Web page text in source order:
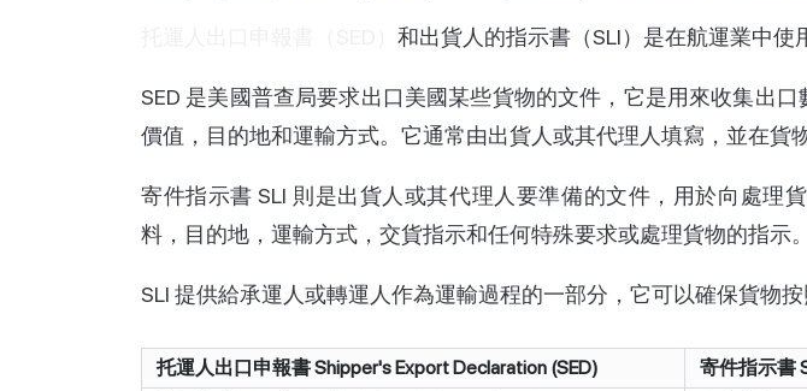
和出貨人的指示書（SLI）是在航運業中使
SED 是美國普查局要求出口美國某些貨物的文件，它是用來收集出
價值，目的地和運輸方式。它通常由出貨人或其代理人填寫，並在貨
寄件指示書 SLI 則是出貨人或其代理人要準備的文件，用於向處
料，目的地，運輸方式，交貨指示和任何特殊要求或處理貨物的指示。
SLI 提供給承運人或轉運人作為運輸過程的一部分，它可以確保貨物按
托運人出口申報書 Shipper's Export Declaration (SED)
寄件指示書